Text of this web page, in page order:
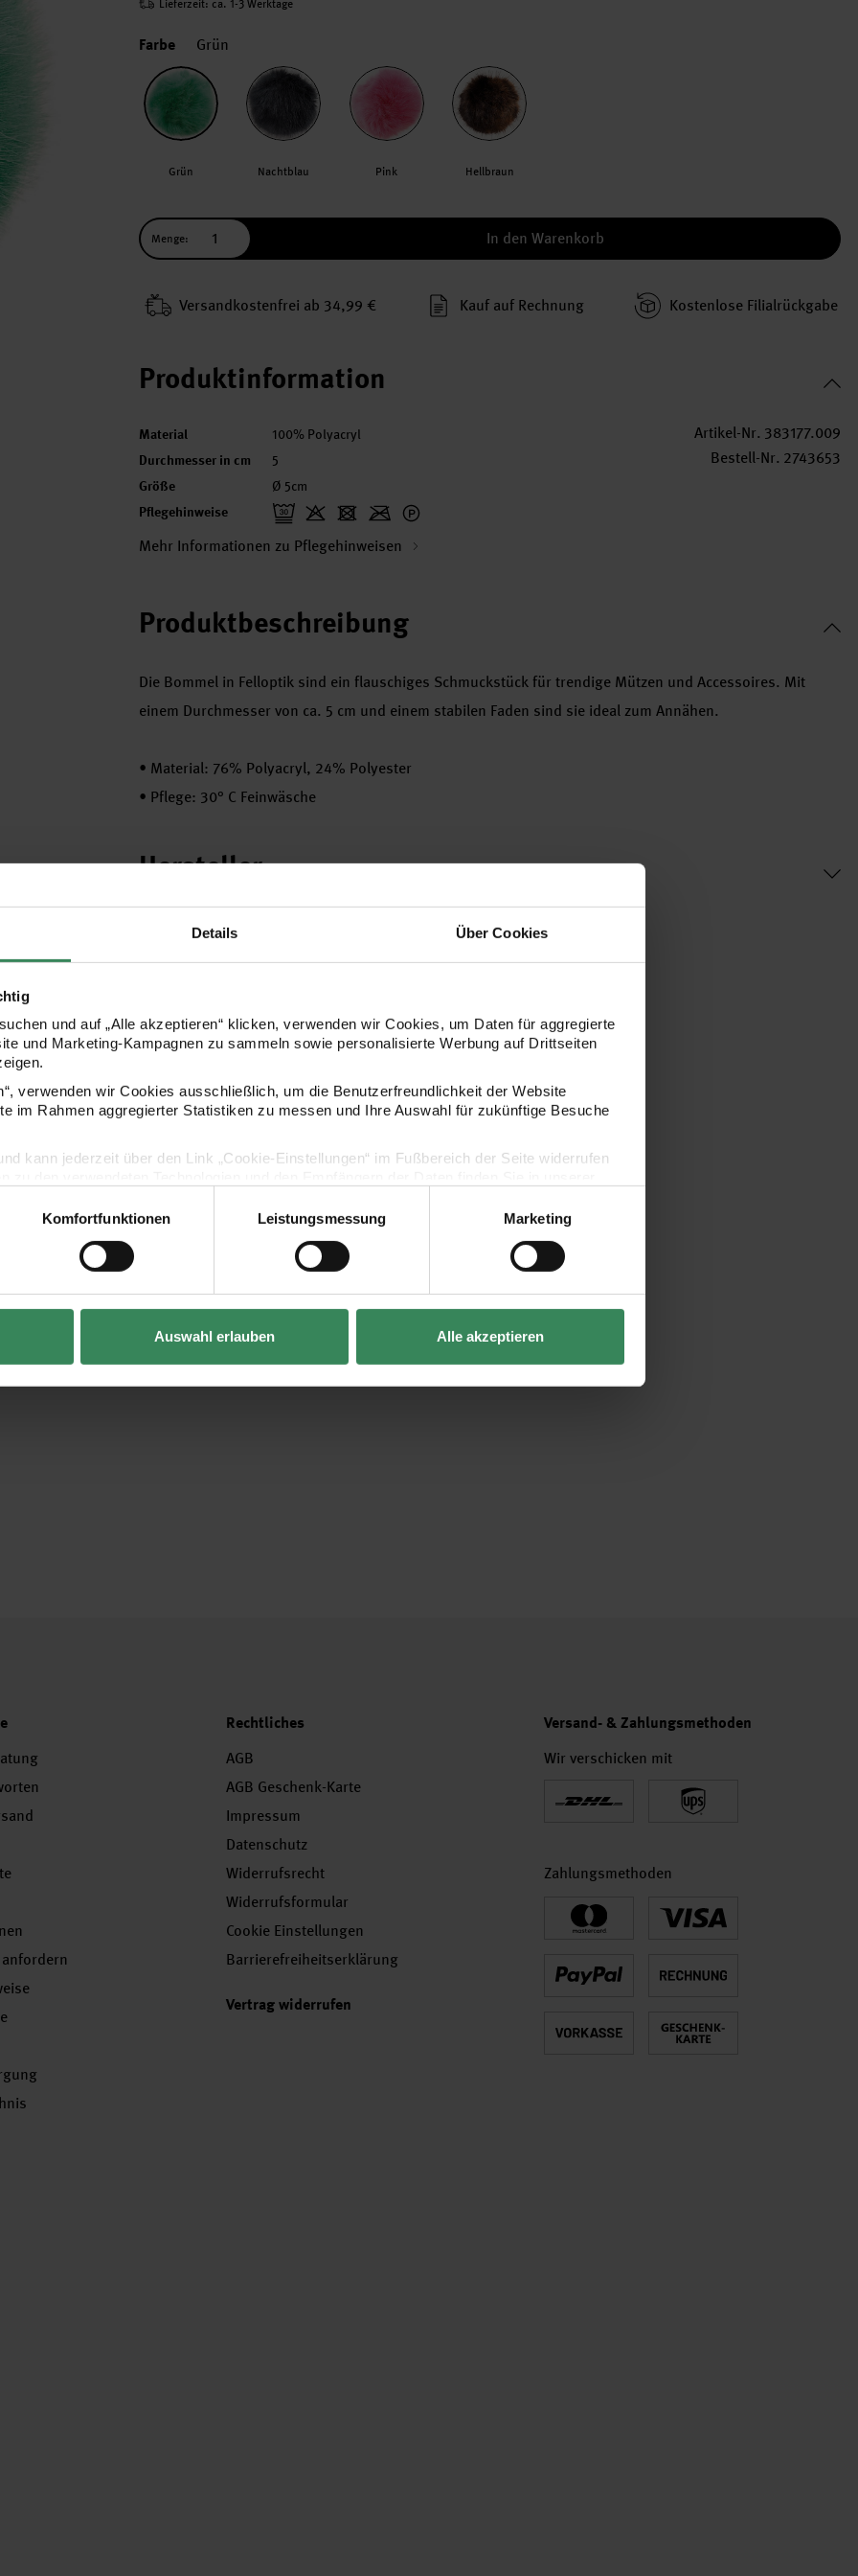
Details Über Cookies
und auf „Alle akzeptieren“ klicken, verwenden wir Cookies, um Daten für aggregierte
und Marketing-Kampagnen zu sammeln sowie personalisierte Werbung auf Drittseiten
verwenden wir Cookies ausschließlich, um die Benutzerfreundlichkeit der Website
im Rahmen aggregierter Statistiken zu messen und Ihre Auswahl für zukünftige Besuche
kann jederzeit über den Link „Cookie-Einstellungen“ im Fußbereich der Seite widerrufen
Vertrag widerrufen
Komfortfunktionen Leistungsmessung Marketing
Auswahl erlauben Alle akzeptieren
Lieferzeit: ca. 1-3 Werktage
Farbe Grün
Grün Nachtblau Pink Hellbraun
Menge: In den Warenkorb
Versand­kosten­frei ab 34,99 € Kauf auf Rechnung Kosten­lose Filial­rückgabe
Produktinformation
Material 100% Polyacryl
Durchmesser in cm 5
Größe Ø 5cm
Pflegehinweise
Mehr Informationen zu Pflegehinweisen
Artikel-Nr. 383177.009
Bestell-Nr. 2743653
Produktbeschreibung
Die Bommel in Felloptik sind ein flauschiges Schmuckstück für trendige Mützen und Accessoires. Mit
einem Durchmesser von ca. 5 cm und einem stabilen Faden sind sie ideal zum Annähen.
• Material: 76% Polyacryl, 24% Polyester
• Pflege: 30° C Feinwäsche
Hersteller
Kaufempfehlung
Rechtliches
AGB
AGB Geschenk-Karte
Impressum
Datenschutz
Widerrufsrecht
Widerrufsformular
Cookie Einstellungen
Barrierefreiheitserklärung
Vertrag widerrufen
Versand- & Zahlungsmethoden
Wir verschicken mit
Zahlungsmethoden